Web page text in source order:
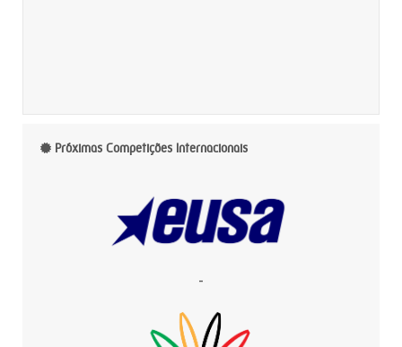
Próximas Competições Internacionais
-